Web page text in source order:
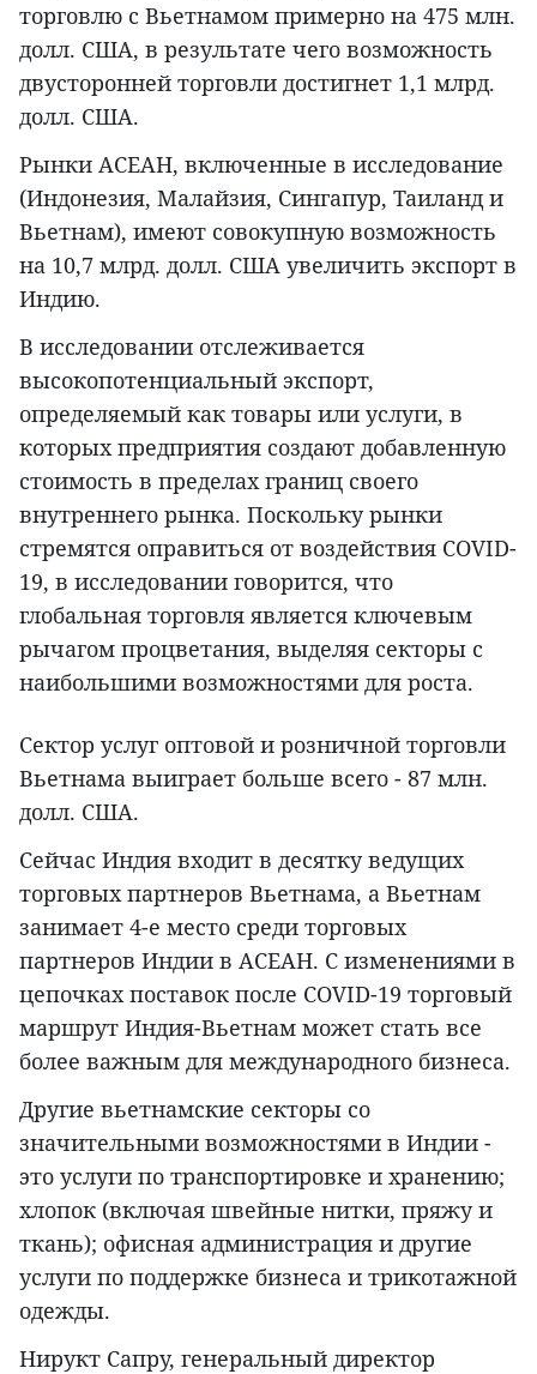
торговлю с Вьетнамом примерно на 475 млн.
долл. США, в результате чего возможность
двусторонней торговли достигнет 1,1 млрд.
долл. США.
Рынки АСЕАН, включенные в исследование
(Индонезия, Малайзия, Сингапур, Таиланд и
Вьетнам), имеют совокупную возможность
на 10,7 млрд. долл. США увеличить экспорт в
Индию.
В исследовании отслеживается
высокопотенциальный экспорт,
определяемый как товары или услуги, в
которых предприятия создают добавленную
стоимость в пределах границ своего
внутреннего рынка. Поскольку рынки
стремятся оправиться от воздействия COVID-
19, в исследовании говорится, что
глобальная торговля является ключевым
рычагом процветания, выделяя секторы с
наибольшими возможностями для роста.
Сектор услуг оптовой и розничной торговли
Вьетнама выиграет больше всего - 87 млн.
долл. США.
Сейчас Индия входит в десятку ведущих
торговых партнеров Вьетнама, а Вьетнам
занимает 4-е место среди торговых
партнеров Индии в АСЕАН. С изменениями в
цепочках поставок после COVID-19 торговый
маршрут Индия-Вьетнам может стать все
более важным для международного бизнеса.
Другие вьетнамские секторы со
значительными возможностями в Индии -
это услуги по транспортировке и хранению;
хлопок (включая швейные нитки, пряжу и
ткань); офисная администрация и другие
услуги по поддержке бизнеса и трикотажной
одежды.
Нирукт Сапру, генеральный директор